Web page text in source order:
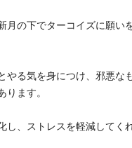
月の下でターコイズに願い
やる気を身につけ、邪悪な
ます。
、ストレスを軽減してく